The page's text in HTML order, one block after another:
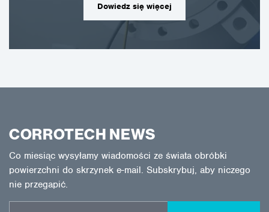
Dowiedz się więcej
CORROTECH NEWS
Co miesiąc wysyłamy wiadomości ze świata obróbki
powierzchni do skrzynek e-mail. Subskrybuj, aby niczego
nie przegapić.